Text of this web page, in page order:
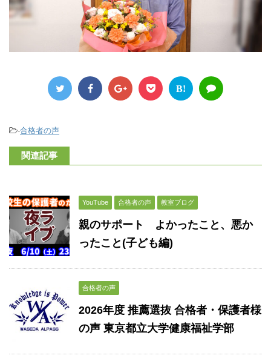
B!
-合格者の声
関連記事
YouTube 合格者の声 教室ブログ
親のサポート よかったこと、悪か
ったこと(子ども編)
合格者の声
2026年度 推薦選抜 合格者・保護者様
の声 東京都立大学健康福祉学部